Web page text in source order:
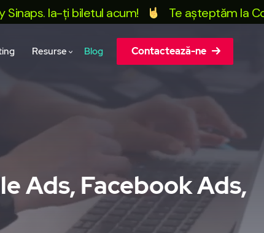
Ia-ți biletul acum! Te așteptăm la
Resurse Blog Contactează-ne
Ads, Facebook Ads,